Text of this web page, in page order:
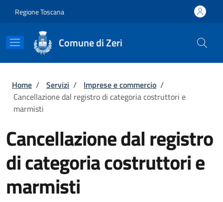
Regione Toscana
Comune di Zeri
Briciole di pane
Home / Servizi / Imprese e commercio /
Cancellazione dal registro di categoria costruttori e
marmisti
Cancellazione dal registro
di categoria costruttori e
marmisti